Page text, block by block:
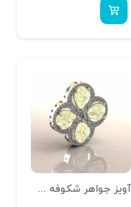
آویز جواهر شکوفه طرح ونکلیف 001